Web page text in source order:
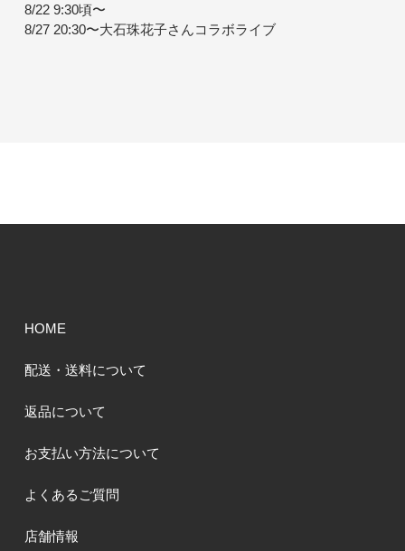
8/22 9:30頃〜
8/27 20:30〜大石珠花子さんコラボライブ
HOME
配送・送料について
返品について
お支払い方法について
よくあるご質問
店舗情報